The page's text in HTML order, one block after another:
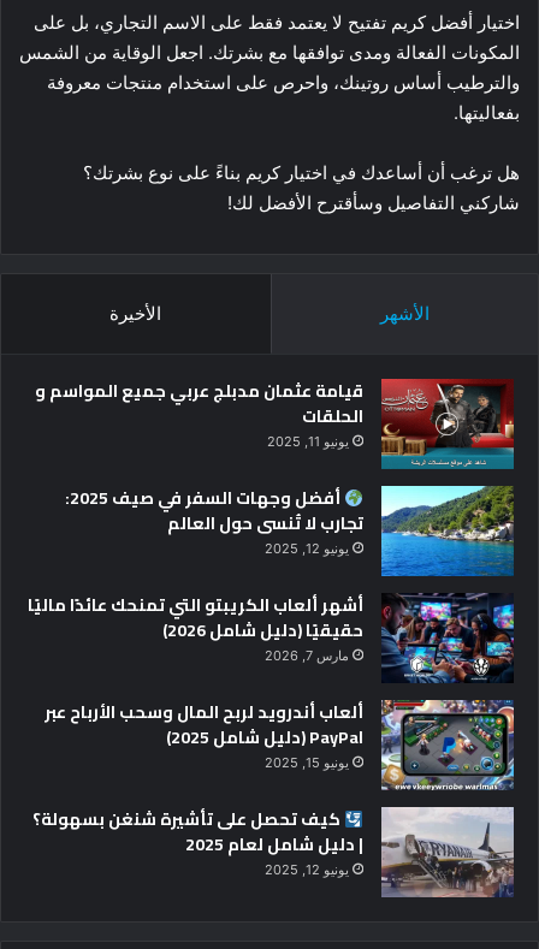
اختيار أفضل كريم تفتيح لا يعتمد فقط على الاسم التجاري، بل على
المكونات الفعالة ومدى توافقها مع بشرتك. اجعل الوقاية من الشمس
والترطيب أساس روتينك، واحرص على استخدام منتجات معروفة
بفعاليتها.
هل ترغب أن أساعدك في اختيار كريم بناءً على نوع بشرتك؟
شاركني التفاصيل وسأقترح الأفضل لك!
الأشهر الأخيرة
قيامة عثمان مدبلج عربي جميع المواسم و
الحلقات
يونيو 11, 2025
أفضل وجهات السفر في صيف 2025:
تجارب لا تُنسى حول العالم
يونيو 12, 2025
أشهر ألعاب الكريبتو التي تمنحك عائدًا ماليًا
حقيقيًا (دليل شامل 2026)
مارس 7, 2026
ألعاب أندرويد لربح المال وسحب الأرباح عبر
PayPal (دليل شامل 2025)
يونيو 15, 2025
كيف تحصل على تأشيرة شنغن بسهولة؟
| دليل شامل لعام 2025
يونيو 12, 2025